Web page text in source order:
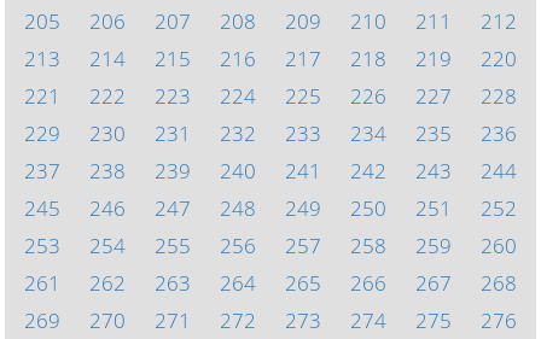
205
206 207 208 209 210 211
212
213
214 215 216 217 218 219
220
221
222 223 224 225 226 227
228
229
230 231 232 233 234 235
236
237
238 239 240 241 242 243
244
245
246 247 248 249 250 251
252
253
254 255 256 257 258 259
260
261
262 263 264 265 266 267
268
269
270 271 272 273 274 275
276